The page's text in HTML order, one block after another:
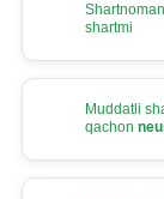
shartmi
Muddatli
qachon